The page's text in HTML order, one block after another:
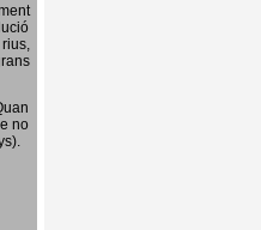
no